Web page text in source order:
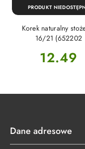
Korek naturalny
16/21 (652202
Cena:
12.49
PRODUKT
Dane adresowe